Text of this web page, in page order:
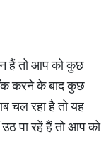
हैं तो आप को कुछ
करने के बाद कुछ
चल रहा है तो यह
पा रहें हैं तो आप को